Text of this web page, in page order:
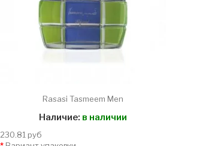
Rasasi Tasmeem Men
Наличие: в наличии
230.81 руб